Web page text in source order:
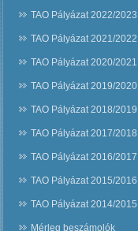
TAO Pályázat 2022/2023
TAO Pályázat 2021/2022
TAO Pályázat 2020/2021
TAO Pályázat 2019/2020
TAO Pályázat 2018/2019
TAO Pályázat 2017/2018
TAO Pályázat 2016/2017
TAO Pályázat 2015/2016
TAO Pályázat 2014/2015
Mérleg beszámolók